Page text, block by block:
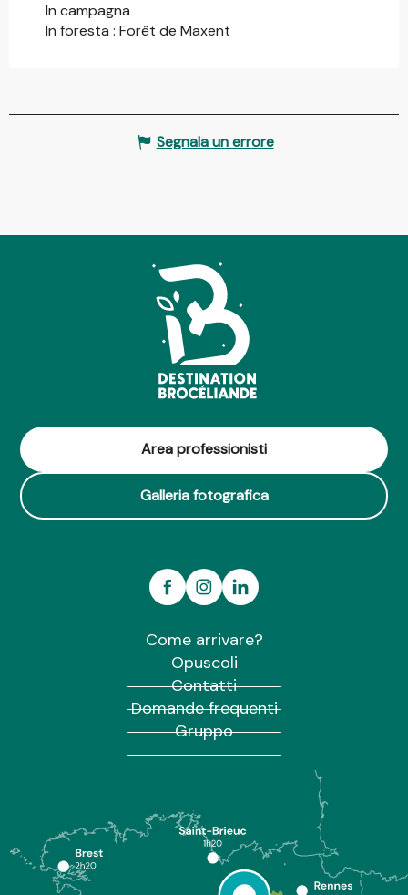
In campagna
In foresta : Forêt de Maxent
Segnala un errore
Area professionisti
Galleria fotografica
Come arrivare?
Opuscoli
Contatti
Domande frequenti
Gruppo